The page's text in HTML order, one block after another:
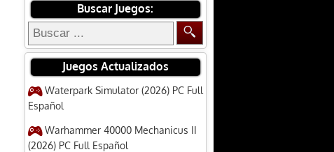
Buscar Juegos:
Juegos Actualizados
Waterpark Simulator (2026) PC Full
Español
Warhammer 40000 Mechanicus II
(2026) PC Full Español